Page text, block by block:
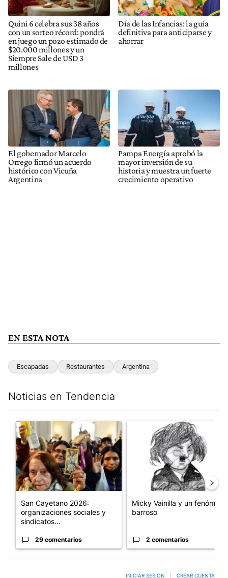
Quini 6 celebra sus 38 años
con un sorteo récord: pondrá
en juego un pozo estimado de
$20.000 millones y un
Siempre Sale de USD 3
millones
Día de las Infancias: la guía
definitiva para anticiparse y
ahorrar
El gobernador Marcelo
Orrego firmó un acuerdo
histórico con Vicuña
Argentina
Pampa Energía aprobó la
mayor inversión de su
historia y muestra un fuerte
crecimiento operativo
EN ESTA NOTA
Escapadas Restaurantes Argentina
Noticias en Tendencia
Un artículo de tendencia con el título "San Cayetano 2026:
San Cayetano 2026:
organizaciones sociales y
sindicatos...
29 comentarios
Un artículo de tendencia
Micky Vainilla y un fenómeno
barroso
2 comentarios
INICIAR SESIÓN CREAR CUENTA